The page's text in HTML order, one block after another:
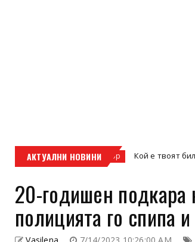
АКТУАЛНИ НОВИНИ
кросов мотор Кой е твоят билет към
20-годишен подкара
полицията го спипа